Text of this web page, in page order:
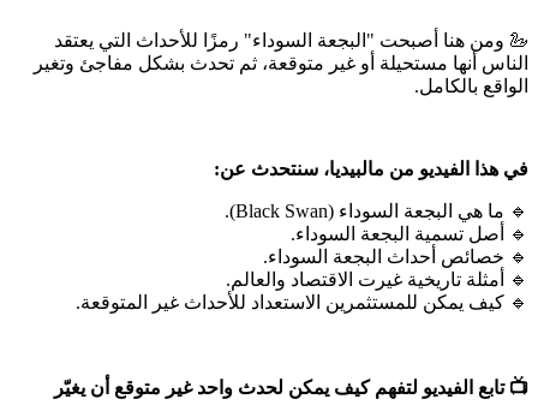
🦢 ومن هنا أصبحت "البجعة السوداء" رمزًا للأحداث التي يعتقد
الناس أنها مستحيلة أو غير متوقعة، ثم تحدث بشكل مفاجئ وتغير
الواقع بالكامل.
في هذا الفيديو من مالبيديا، سنتحدث عن:
🔹 ما هي البجعة السوداء (Black Swan).
🔹 أصل تسمية البجعة السوداء.
🔹 خصائص أحداث البجعة السوداء.
🔹 أمثلة تاريخية غيرت الاقتصاد والعالم.
🔹 كيف يمكن للمستثمرين الاستعداد للأحداث غير المتوقعة.
📺 تابع الفيديو لتفهم كيف يمكن لحدث واحد غير متوقع أن يغيّر